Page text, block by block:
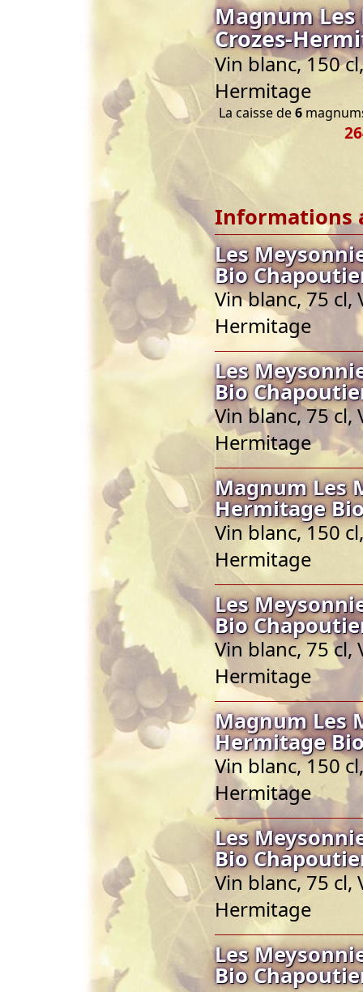
Magnum Les
Crozes-
Vin blanc, 150
Hermitage
La caisse de6
Informations
Les
Bio
Vin blanc, 75 cl,
Hermitage
Les
Bio
Vin blanc, 75 cl,
Hermitage
Magnum Les
Hermitage
Vin blanc, 150
Hermitage
Les
Bio
Vin blanc, 75 cl,
Hermitage
Magnum Les
Hermitage
Vin blanc, 150
Hermitage
Les
Bio
Vin blanc, 75 cl,
Hermitage
Les
Bio